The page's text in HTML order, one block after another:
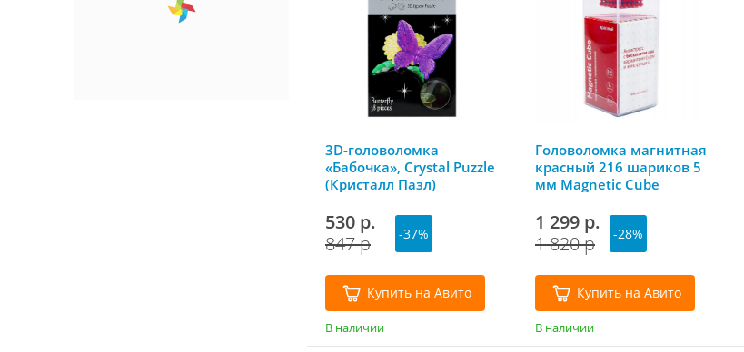
3D-головоломка
«Бабочка», Crystal Puzzle
(Кристалл Пазл)
530 р.
847 р
-37%
Купить на Авито
В наличии
Головоломка магнитная
красный 216 шариков 5
мм Magnetic Cube
1 299 р.
1 820 р
-28%
Купить на Авито
В наличии